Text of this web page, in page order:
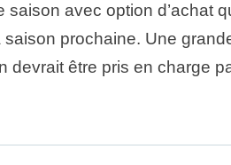
saison avec option d’achat
saison prochaine. Une
devrait être pris en charge